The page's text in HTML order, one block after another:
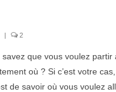
| 2
savez que vous voulez
où ? Si c’est votre
de savoir où vous voulez